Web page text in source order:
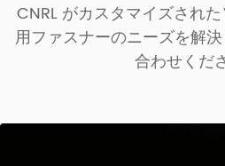
CNRL がカスタマイズされ
用ファスナーのニーズを解
合わせくだ